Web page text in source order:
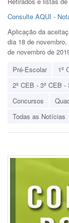
Consulte AQUI -
Aplicação da
dia 18 de
de novembro de
Pré-Escolar
1º
2º CEB - 3º CEB -
Concursos
Todas as Notícias